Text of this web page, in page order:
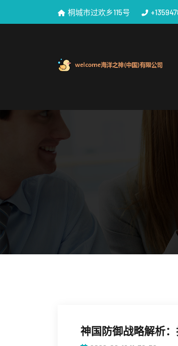
桐城市过欢乡115号
神国防御战略解析